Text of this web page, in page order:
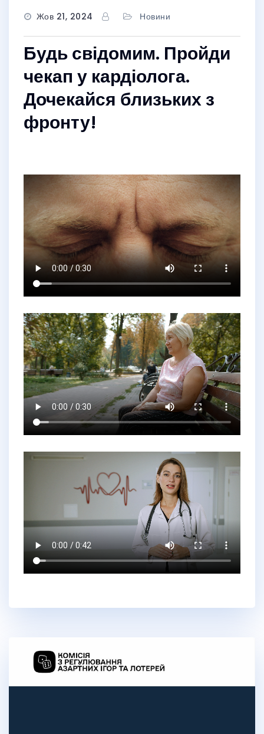
Жов 21, 2024 Новини
Будь свідомим. Пройди
чекап у кардіолога.
Дочекайся близьких з
фронту!